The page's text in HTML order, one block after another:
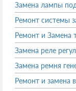
Замена лампы
Ремонт системы
Ремонт и Замена
Замена реле
Замена ремня
Ремонт и замена